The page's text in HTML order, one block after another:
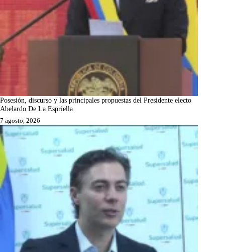
Posesión, discurso y las principales propuestas del Presidente electo
Abelardo De La Espriella
7 agosto, 2026